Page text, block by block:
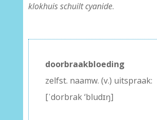
klokhuis schuilt cyanide.
doorbraakbloeding
zelfst. naamw. (v.) uitspraak:
[ˈdorbrak ‘bludɪŋ]